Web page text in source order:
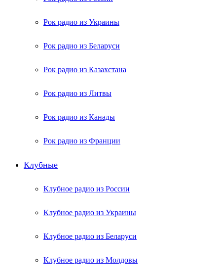
Рок радио из Украины
Рок радио из Беларуси
Рок радио из Казахстана
Рок радио из Литвы
Рок радио из Канады
Рок радио из Франции
Клубные
Клубное радио из России
Клубное радио из Украины
Клубное радио из Беларуси
Клубное радио из Молдовы